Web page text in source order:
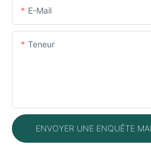
E-Mail
Teneur
ENVOYER UNE ENQUÊTE